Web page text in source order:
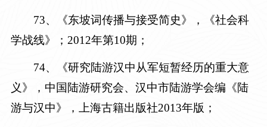
73、《东坡词传播与接受简史》，《社会科
学战线》； 2012年第10期 ；
74、《研究陆游汉中从军短暂经历的重大意
义》，中国陆游研究会、汉中市陆游学会编《陆
游与汉中》，上海古籍出版社2013年版 ；